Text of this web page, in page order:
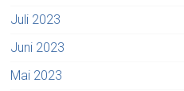
Juli 2023
Juni 2023
Mai 2023